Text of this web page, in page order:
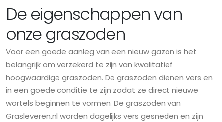
De eigenschappen van
onze graszoden
Voor een goede aanleg van een nieuw gazon is het
belangrijk om verzekerd te zijn van kwalitatief
hoogwaardige graszoden. De graszoden dienen vers en
in een goede conditie te zijn zodat ze direct nieuwe
wortels beginnen te vormen. De graszoden van
Grasleveren.nl worden dagelijks vers gesneden en zijn